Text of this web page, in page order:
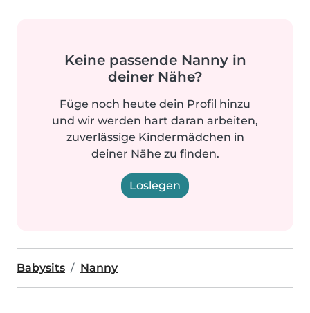
Keine passende Nanny in
deiner Nähe?
Füge noch heute dein Profil hinzu
und wir werden hart daran arbeiten,
zuverlässige Kindermädchen in
deiner Nähe zu finden.
Loslegen
Babysits Nanny